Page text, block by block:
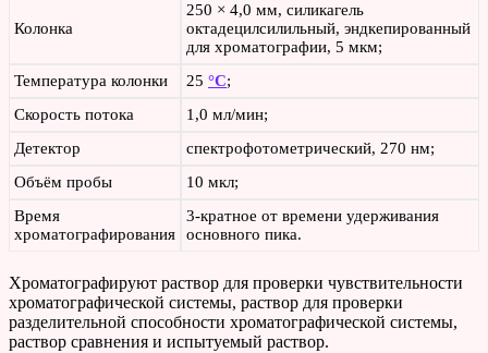
Колонка
250 × 4,0 мм, силикагель
октадецилсилильный, эндкепированный
для хроматографии, 5 мкм;
Температура колонки
25 °C;
Скорость потока
1,0 мл/мин;
Детектор
спектрофотометрический, 270 нм;
Объём пробы
10 мкл;
Время
хроматографирования
3-кратное от времени удерживания
основного пика.
Хроматографируют раствор для проверки чувствительности
хроматографической системы, раствор для проверки
разделительной способности хроматографической системы,
раствор сравнения и испытуемый раствор.